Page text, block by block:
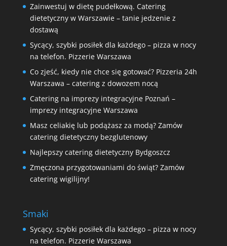
Zainwestuj w dietę pudełkową. Catering
dietetyczny w Warszawie – tanie jedzenie z
dostawą
Sycący, szybki posiłek dla każdego – pizza w nocy
na telefon. Pizzerie Warszawa
Co zjeść, kiedy nie chce się gotować? Pizzeria 24h
Warszawa – catering z dowozem nocą
Catering na imprezy integracyjne Poznań –
imprezy integracyjne Warszawa
Masz celiakię lub podążasz za modą? Zamów
catering dietetyczny bezglutenowy
Najlepszy catering dietetyczny Bydgoszcz
Zmęczona przygotowaniami do świąt? Zamów
catering wigilijny!
Smaki
Sycący, szybki posiłek dla każdego – pizza w nocy
na telefon. Pizzerie Warszawa